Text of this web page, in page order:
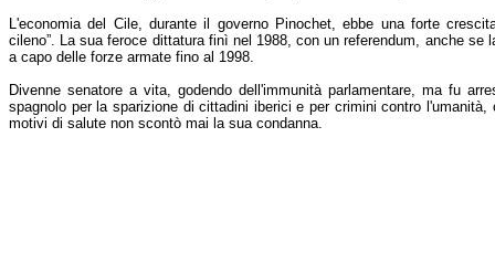
L'economia del Cile, durante il governo Pinochet, ebbe una forte
cileno”. La sua feroce dittatura finì nel 1988, con un referendum, anche se
a capo delle forze armate fino al 1998.
Divenne senatore a vita, godendo dell'immunità parlamentare, ma fu
spagnolo per la sparizione di cittadini iberici e per crimini contro
motivi di salute non scontò mai la sua condanna.